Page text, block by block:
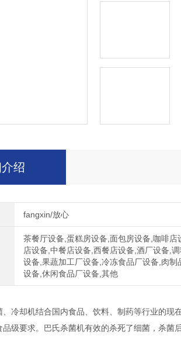
绍
fangxin/放心
茶餐厅设备,蛋糕房设备,面包房设备,咖啡店
店设备,中餐店设备,西餐店设备,酒厂设备,
设备,果蔬加工厂设备,冷冻食品厂设备,肉制
设备,休闲食品厂设备,其他
却机结合国内食品、饮料、制药等行业的现
级要求。巴氏杀菌机有效的杀死了细菌，杀